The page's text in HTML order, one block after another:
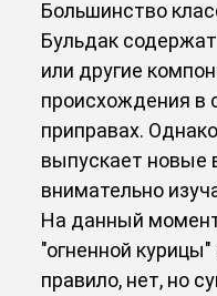
Большинство
Бульдак
или другие
происхождения в
приправах.
выпускает новые
внимательно
На данный
"огненной курицы"
правило, нет, но